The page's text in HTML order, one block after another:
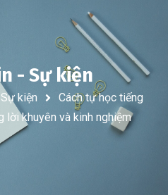
- Sự kiện
kiện
Cách tự học tiếng
lời khuyên và kinh nghiệm